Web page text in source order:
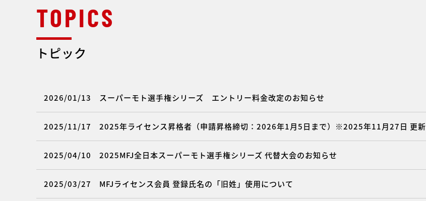
トピック
2026/01/13 スーパーモト選手権シリーズ エントリー料金改定のお知らせ
2025/11/17 2025年ライセンス昇格者（申請昇格締切：2026年1月5日まで）※2025年11月27日 更新
2025/04/10 2025MFJ全日本スーパーモト選手権シリーズ 代替大会のお知らせ
2025/03/27 MFJライセンス会員 登録氏名の「旧姓」使用について